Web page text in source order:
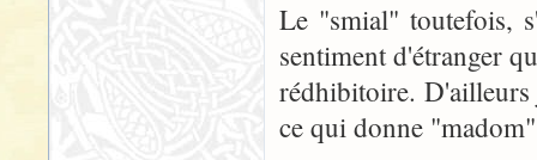
Le "smial" toutefois,
sentiment d'étranger
rédhibitoire.
ce qui donne